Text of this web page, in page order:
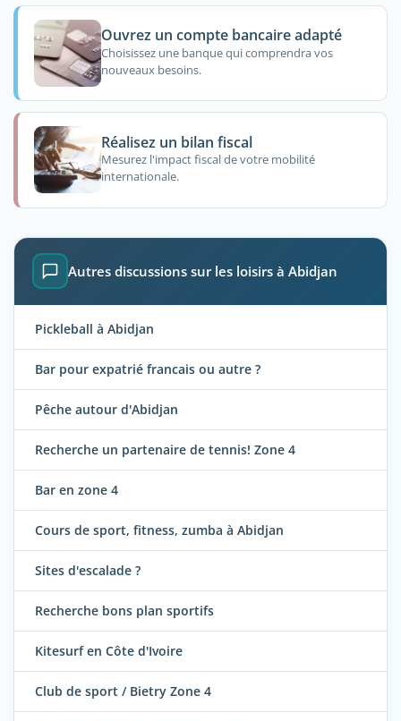
Ouvrez un compte bancaire adapté
Choisissez une banque qui comprendra vos
nouveaux besoins.
Réalisez un bilan fiscal
Mesurez l'impact fiscal de votre mobilité
internationale.
Autres discussions sur les loisirs à Abidjan
Pickleball à Abidjan
Bar pour expatrié francais ou autre ?
Pêche autour d'Abidjan
Recherche un partenaire de tennis! Zone 4
Bar en zone 4
Cours de sport, fitness, zumba à Abidjan
Sites d'escalade ?
Recherche bons plan sportifs
Kitesurf en Côte d'Ivoire
Club de sport / Bietry Zone 4